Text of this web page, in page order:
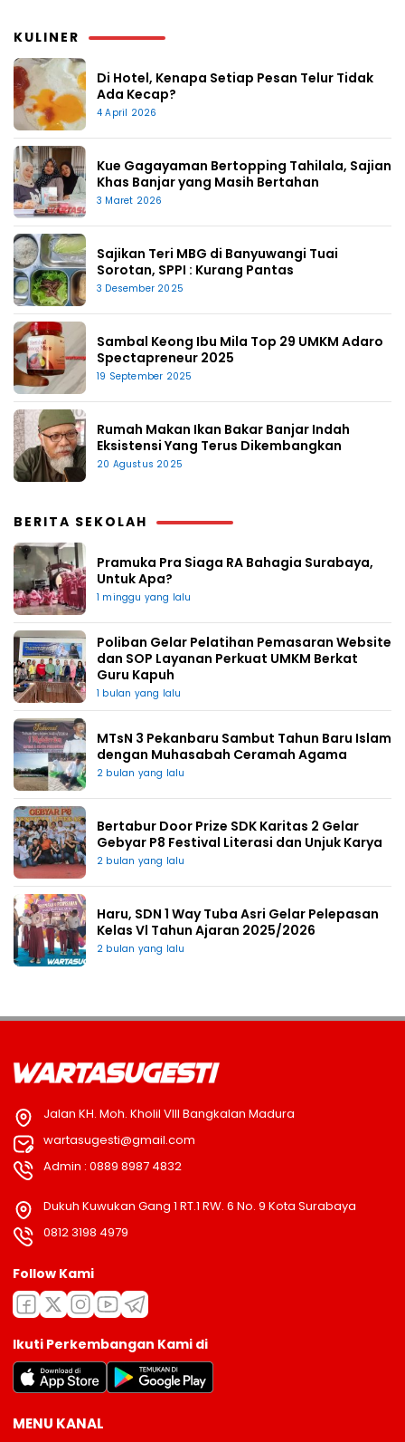
KULINER
Di Hotel, Kenapa Setiap Pesan Telur Tidak
Ada Kecap?
4 April 2026
Kue Gagayaman Bertopping Tahilala, Sajian
Khas Banjar yang Masih Bertahan
3 Maret 2026
Sajikan Teri MBG di Banyuwangi Tuai
Sorotan, SPPI : Kurang Pantas
3 Desember 2025
Sambal Keong Ibu Mila Top 29 UMKM Adaro
Spectapreneur 2025
19 September 2025
Rumah Makan Ikan Bakar Banjar Indah
Eksistensi Yang Terus Dikembangkan
20 Agustus 2025
BERITA SEKOLAH
Pramuka Pra Siaga RA Bahagia Surabaya,
Untuk Apa?
1 minggu yang lalu
Poliban Gelar Pelatihan Pemasaran Website
dan SOP Layanan Perkuat UMKM Berkat
Guru Kapuh
1 bulan yang lalu
MTsN 3 Pekanbaru Sambut Tahun Baru Islam
dengan Muhasabah Ceramah Agama
2 bulan yang lalu
Bertabur Door Prize SDK Karitas 2 Gelar
Gebyar P8 Festival Literasi dan Unjuk Karya
2 bulan yang lalu
Haru, SDN 1 Way Tuba Asri Gelar Pelepasan
Kelas Vl Tahun Ajaran 2025/2026
2 bulan yang lalu
Jalan KH. Moh. Kholil VIII Bangkalan Madura
wartasugesti@gmail.com
Admin : 0889 8987 4832
Dukuh Kuwukan Gang 1 RT.1 RW. 6 No. 9 Kota Surabaya
0812 3198 4979
Follow Kami
Ikuti Perkembangan Kami di
MENU KANAL